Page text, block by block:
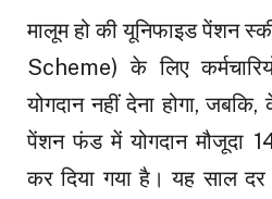
मालूम हो की यूनिफाइड पेंशन
Scheme) के लिए
योगदान नहीं देना होगा,
पेंशन फंड में योगदान मौजूदा
कर दिया गया है। यह साल